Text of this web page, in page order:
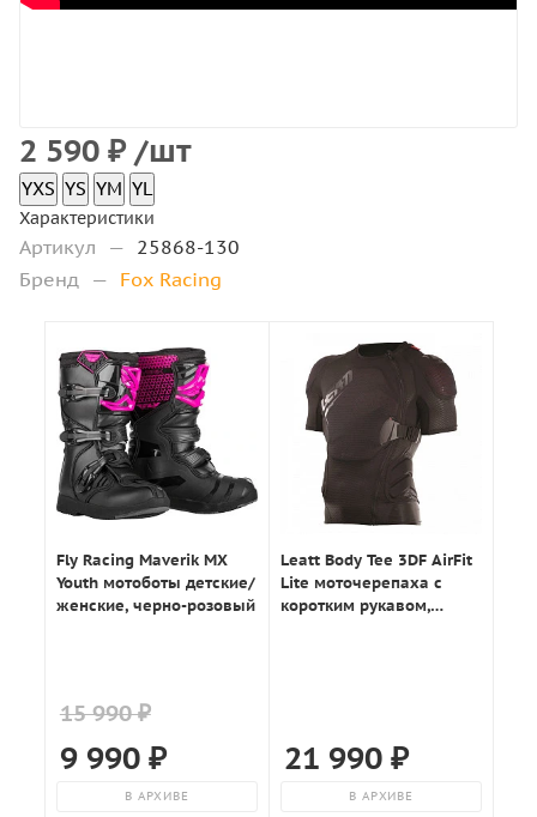
2 590 ₽ /шт
YXS YS YM YL
Характеристики
Артикул — 25868-130
Бренд
— Fox Racing
Fly Racing Maverik MX
Youth мотоботы детские/
женские, черно-розовый
15 990 ₽
9 990₽
В АРХИВЕ
Leatt Body Tee 3DF AirFit
Lite моточерепаха с
коротким рукавом,
21 990 ₽
В АРХИВЕ